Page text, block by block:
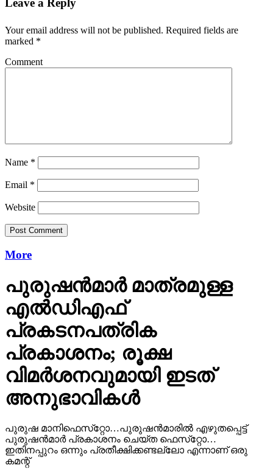
Your email address will not be published.
Comment
Name*
Email *
Website
More
പുരുഷന്‍മാര്‍ മാത്രമുള്ള
എല്‍ഡിഎഫ്
പ്രകടനപത്രിക
പ്രകാശനം; രൂക്ഷ
വിമര്‍ശനവുമായി ഇടത്
അനുഭാവികൾ
പുരുഷ മാനിഫെസ്‌റ്റോ…പുരുഷന്‍മാരില്‍ എഴുതപ്പെട്ട്
ഇതിനപ്പുറം ഒന്നും പ്രതീക്ഷിക്കണ്ടല്ലോ എന്നാണ് ഒരു
കമന്റ്